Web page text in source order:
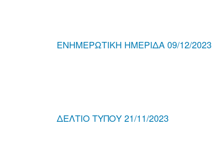
ΕΝΗΜΕΡΩΤΙΚΗ ΗΜΕΡΙΔΑ 09/12/2023
ΔΕΛΤΙΟ ΤΥΠΟΥ 21/11/2023